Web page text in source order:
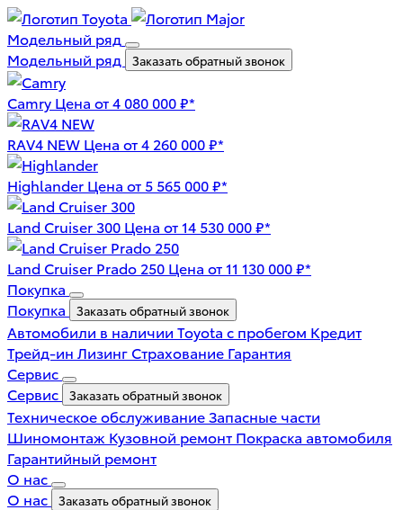
Модельный ряд
Модельный ряд
Заказать обратный звонок
Camry Цена от 4 080 000 ₽*
RAV4 NEW Цена от 4 260 000 ₽*
Highlander Цена от 5 565 000 ₽*
Land Cruiser 300 Цена от 14 530 000 ₽*
Land Cruiser Prado 250 Цена от 11 130 000 ₽*
Покупка
Покупка
Заказать обратный звонок
Автомобили в наличии Toyota с пробегом Кредит
Трейд-ин Лизинг Страхование Гарантия
Сервис
Сервис
Заказать обратный звонок
Техническое обслуживаниеЗапасные части
Шиномонтаж Кузовной ремонт Покраска автомобиля
Гарантийный ремонт
О нас
О нас
Заказать обратный звонок